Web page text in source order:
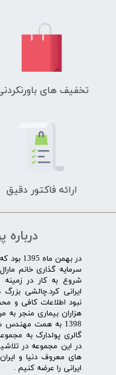
تخفیف های
ارائه فاکتور دقیق
درباره
در بهمن
سرمایه گذاری خانم
شروع به کار در زمینه
ایرانی کرد.چالشی
نبود اطلاعات کافی و
هزاران بیماری منجر به
1398 به همت
گالری پولدارک به
در این مجموعه در
های معروف دنیا و
ایرانی را عرضه کنیم .​​​​​​​